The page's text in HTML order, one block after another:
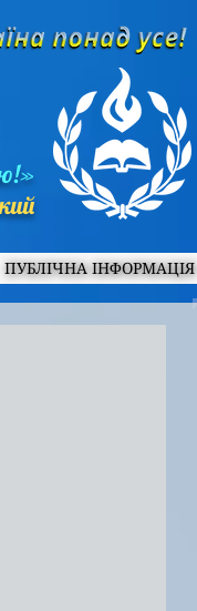
ПУБЛІЧНА ІНФОРМАЦІЯ